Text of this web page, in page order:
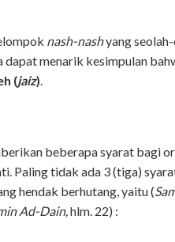
nash-nashyang
dapat menarik kesimpulan
(jaiz).
beberapa syarat bagi
Paling tidak ada 3 (tiga)
hendak berhutang, yaitu (
Ad-Dain,hlm. 22) :